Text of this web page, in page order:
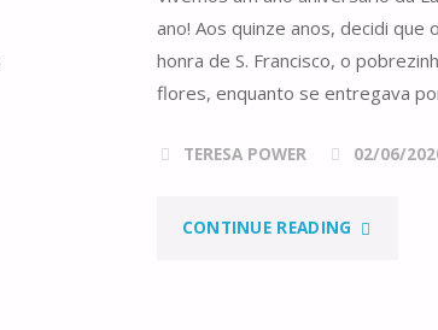
ano! Aos quinze anos, decidi que
honra de S. Francisco, o
flores, enquanto se entregava
TERESA POWER 02/06/
CONTINUE READING "LAUDATO